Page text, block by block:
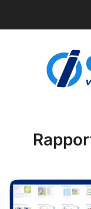
Downloads